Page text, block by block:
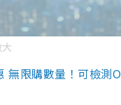
無限購數量！可檢測